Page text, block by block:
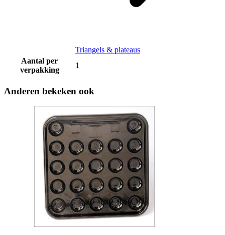
Triangels & plateaus
Aantal per
verpakking
1
Anderen bekeken ook